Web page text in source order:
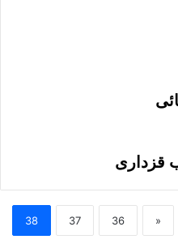
قزداری
«
36
37
38